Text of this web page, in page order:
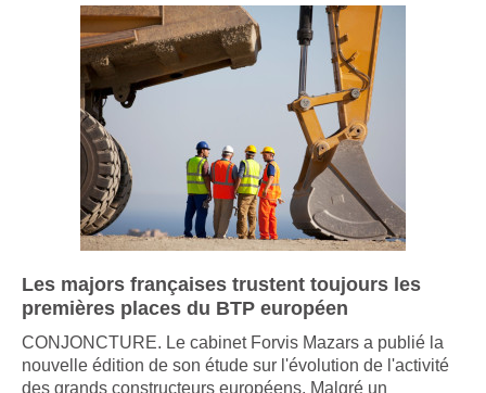
Les majors françaises trustent toujours les
premières places du BTP européen
CONJONCTURE. Le cabinet Forvis Mazars a publié la
nouvelle édition de son étude sur l'évolution de l'activité